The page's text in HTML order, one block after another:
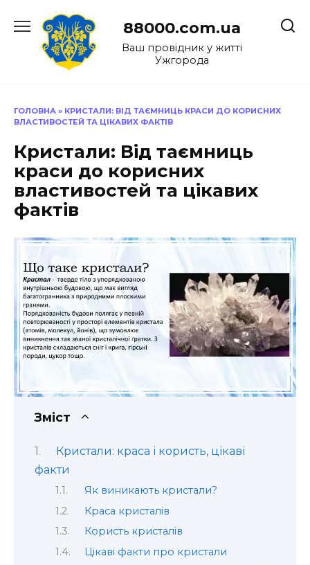
до
88000.com.ua
Ваш провідник у житті
Ужгорода
ГОЛОВНА » КРИСТАЛИ: ВІД ТАЄМНИЦЬ КРАСИ ДО КОРИСНИХ
ВЛАСТИВОСТЕЙ ТА ЦІКАВИХ ФАКТІВ
Кристали: Від таємниць
краси до корисних
властивостей та цікавих
фактів
Зміст
Кристали: краса і користь, цікаві
факти
Як виникають кристали?
Краса кристалів
Користь кристалів
Цікаві факти про кристали